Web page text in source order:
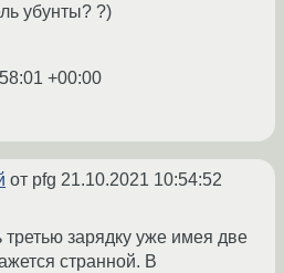
убунты? ?)
+00:00
от pfg 21.10.2021 10:54:52
третью зарядку уже имея две
странной. В